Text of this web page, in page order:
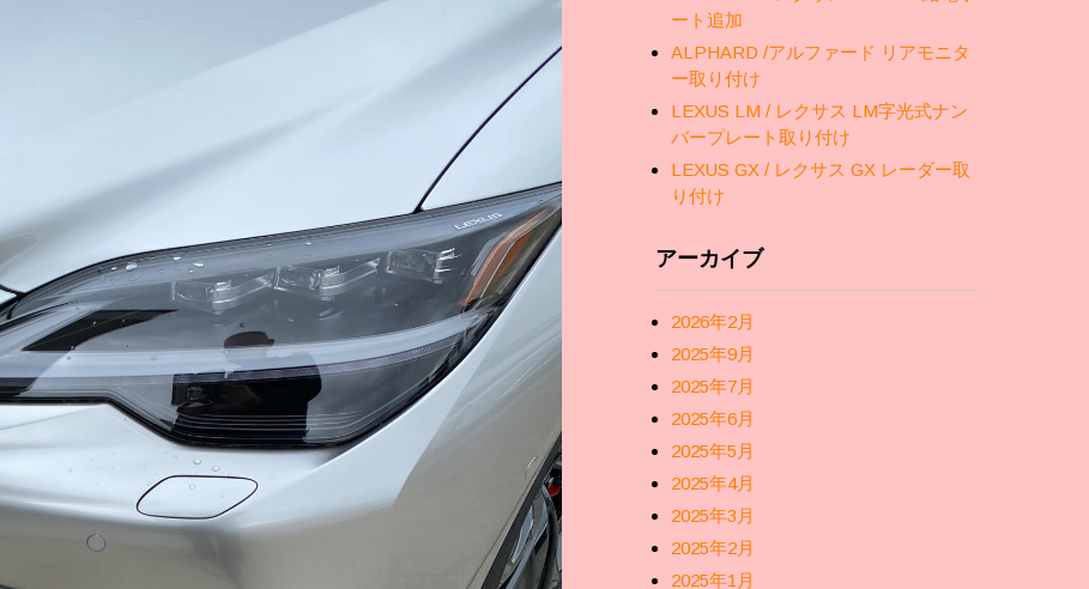
ート追加
ALPHARD /アルファード リアモニタ
ー取り付け
LEXUS LM / レクサス LM字光式ナン
バープレート取り付け
LEXUS GX / レクサス GX レーダー取
り付け
アーカイブ
2026年2月
2025年9月
2025年7月
2025年6月
2025年5月
2025年4月
2025年3月
2025年2月
2025年1月